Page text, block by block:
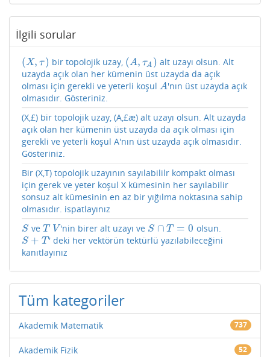
İlgili sorular
(X, τ)
(X,τ) bir topolojik uzay, (A, τA )
(A,τA)
alt uzayı olsun. Alt
uzayda açık olan her kümenin üst uzayda da açık
olması için gerekli ve yeterli koşul A
A 'nın üst uzayda açık
olmasıdır. Gösteriniz.
(X,£) bir topolojik uzay, (A,£æ) alt uzayı olsun. Alt uzayda
açık olan her kümenin üst uzayda da açık olması için
gerekli ve yeterli koşul A'nın üst uzayda açık olmasıdır.
Gösteriniz.
Bir (X,T) topolojik uzayının sayılabililr kompakt olması
için gerek ve yeter koşul X kümesinin her sayılabilir
sonsuz alt kümesinin en az bir yığılma noktasına sahip
olmasıdır. ispatlayınız
S
S veT
T V
V 'nin birer alt uzayı ve S ∩ T = 0
S∩T=0 olsun.
S + T
S+ T
' deki her vektörün tektürlü yazılabileceğini
kanıtlayınız
Tüm kategoriler
Akademik Matematik 737
Akademik Fizik 52